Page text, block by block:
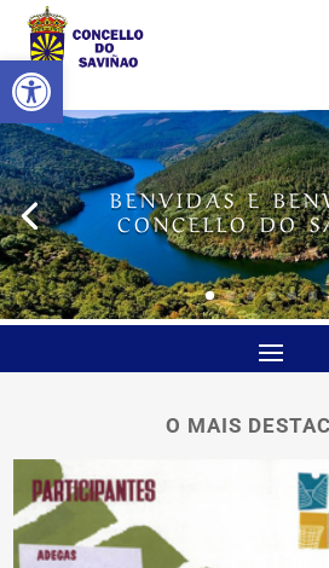
Abrir barra de ferramentas
BENVIDAS E
CONCELLO DO
O MAIS